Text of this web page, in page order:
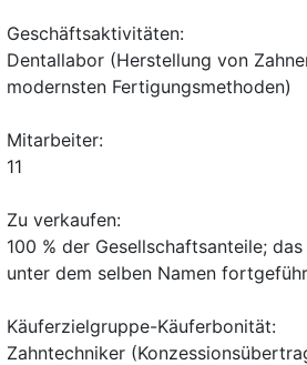
Geschäftsaktivitäten:
Dentallabor (Herstellung von
modernsten Fertigungsmethoden)
Mitarbeiter:
11
Zu verkaufen:
100 % der Gesellschaftsanteile;
unter dem selben Namen
Käuferzielgruppe-Käuferbonität:
Zahntechniker